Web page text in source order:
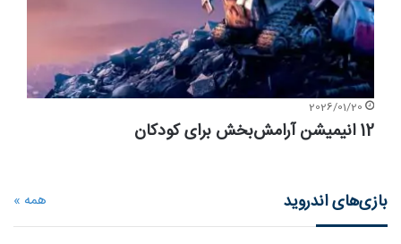
2026/01/20
12 انیمیشن آرامش‌بخش برای کودکان
بازی‌های اندروید همه »